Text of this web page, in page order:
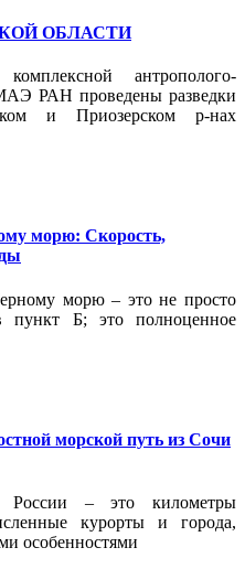
ОБЛАСТИ
антрополого-
РАН проведены разведки
и Приозерском р-нах
морю: Скорость,
морю – это не просто
Б; это полноценное
морской путь из Сочи
России – это километры
курорты и города,
особенностями